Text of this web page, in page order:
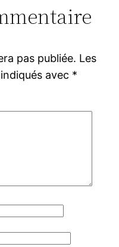
pas publiée. Les
avec *